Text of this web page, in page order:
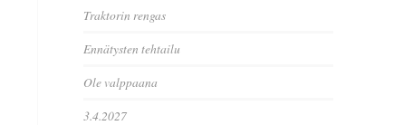
Traktorin rengas
Ennätysten tehtailu
Ole valppaana
3.4.2027